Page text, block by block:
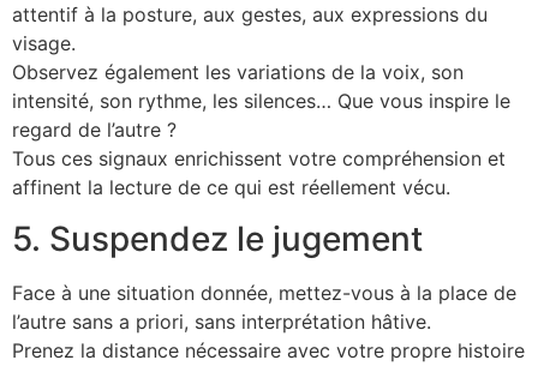
attentif à la posture, aux gestes, aux expressions du
visage.
Observez également les variations de la voix, son
intensité, son rythme, les silences… Que vous inspire le
regard de l’autre ?
Tous ces signaux enrichissent votre compréhension et
affinent la lecture de ce qui est réellement vécu.
5. Suspendez le jugement
Face à une situation donnée, mettez-vous à la place de
l’autre sans a priori, sans interprétation hâtive.
Prenez la distance nécessaire avec votre propre histoire